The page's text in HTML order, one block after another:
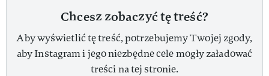
Chcesz zobaczyć tę treść?
Aby wyświetlić tę treść, potrzebujemy Twojej zgody,
aby Instagram i jego niezbędne cele mogły załadować
treści na tej stronie.